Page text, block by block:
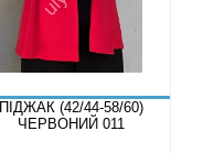
ПІДЖАК (42/44-58/60)
ЧЕРВОНИЙ 011